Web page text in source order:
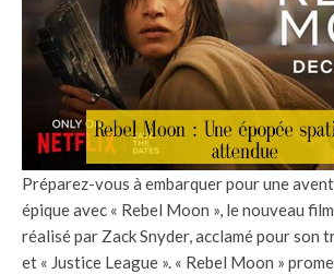
Préparez-vous à embarquer pour une
épique avec « Rebel Moon », le nouveau
réalisé par Zack Snyder, acclamé pour son
et « Justice League ». « Rebel Moon »